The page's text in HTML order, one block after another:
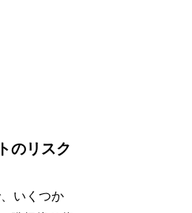
のリスク
いくつか